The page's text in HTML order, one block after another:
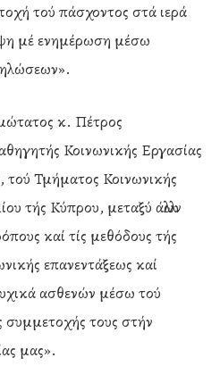
τού πάσχοντος στά ιερά
μέ ενημέρωση μέσω
κ. Πέτρος
Κοινωνικής Εργασίας
τού Τμήματος Κοινωνικής
τής Κύπρου, μεταξύ άλλων
καί τίς μεθόδους τής
επανεντάξεως καί
ασθενών μέσω τού
συμμετοχής τους στήν
μας».